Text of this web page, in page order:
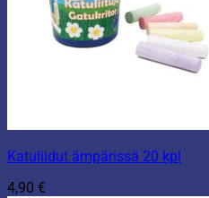
Katuliidut ämpärissä 20 kpl
4,90 €